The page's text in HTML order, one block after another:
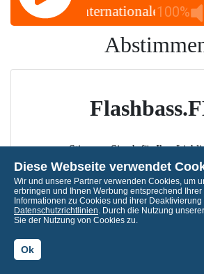
100%
✽✽✽ Internationaler
Stimmen Sie ab für Ihre
Diese Webseite verwendet
Wir und unsere Partner verwenden Cookies, um
erbringen und Ihnen Werbung entsprechend
Informationen zu Cookies und ihrer
Datenschutzrichtlinien. Durch die Nutzung
Sie der Nutzung von Cookies zu.
Ok